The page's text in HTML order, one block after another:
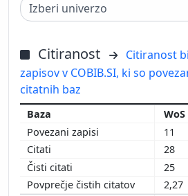
Citiranost
Citiranost
zapisov v COBIB.SI, ki so
citatnih baz
WoS
11
28
25
2,27